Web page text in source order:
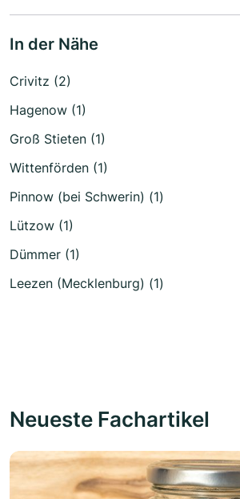
In der Nähe
Crivitz (2)
Hagenow (1)
Groß Stieten (1)
Wittenförden (1)
Pinnow (bei Schwerin) (1)
Lützow (1)
Dümmer (1)
Leezen (Mecklenburg) (1)
Neueste Fachartikel